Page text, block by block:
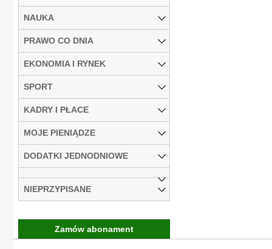
NAUKA
PRAWO CO DNIA
EKONOMIA I RYNEK
SPORT
KADRY I PŁACE
MOJE PIENIĄDZE
DODATKI JEDNODNIOWE
NIEPRZYPISANE
Zamów abonament